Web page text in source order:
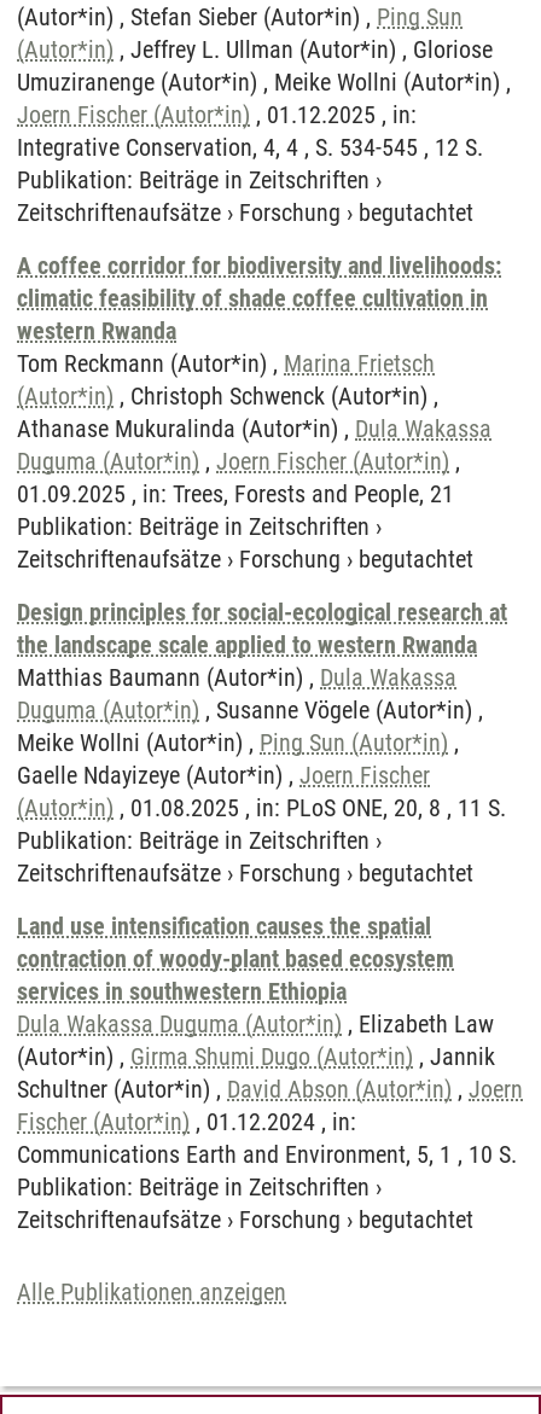
(Autor*in) , Stefan Sieber (Autor*in) , Ping Sun
(Autor*in) , Jeffrey L. Ullman (Autor*in) , Gloriose
Umuziranenge (Autor*in) , Meike Wollni (Autor*in) ,
Joern Fischer (Autor*in) , 01.12.2025 , in:
Integrative Conservation, 4, 4 , S. 534-545 , 12 S.
Publikation: Beiträge in Zeitschriften ›
Zeitschriftenaufsätze › Forschung › begutachtet
A coffee corridor for biodiversity and livelihoods:
climatic feasibility of shade coffee cultivation in
western Rwanda
Tom Reckmann (Autor*in) , Marina Frietsch
(Autor*in) , Christoph Schwenck (Autor*in) ,
Athanase Mukuralinda (Autor*in) , Dula Wakassa
Duguma (Autor*in) , Joern Fischer (Autor*in) ,
01.09.2025 , in: Trees, Forests and People, 21
Publikation: Beiträge in Zeitschriften ›
Zeitschriftenaufsätze › Forschung › begutachtet
Design principles for social-ecological research at
the landscape scale applied to western Rwanda
Matthias Baumann (Autor*in) , Dula Wakassa
Duguma (Autor*in) , Susanne Vögele (Autor*in) ,
Meike Wollni (Autor*in) , Ping Sun (Autor*in) ,
Gaelle Ndayizeye (Autor*in) , Joern Fischer
(Autor*in) , 01.08.2025 , in: PLoS ONE, 20, 8 , 11 S.
Publikation: Beiträge in Zeitschriften ›
Zeitschriftenaufsätze › Forschung › begutachtet
Land use intensification causes the spatial
contraction of woody-plant based ecosystem
services in southwestern Ethiopia
Dula Wakassa Duguma (Autor*in) , Elizabeth Law
(Autor*in) , Girma Shumi Dugo (Autor*in) , Jannik
Schultner (Autor*in) , David Abson (Autor*in) , Joern
Fischer (Autor*in) , 01.12.2024 , in:
Communications Earth and Environment, 5, 1 , 10 S.
Publikation: Beiträge in Zeitschriften ›
Zeitschriftenaufsätze › Forschung › begutachtet
Alle Publikationen anzeigen